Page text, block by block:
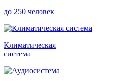
до 250 человек
Климатическая
система